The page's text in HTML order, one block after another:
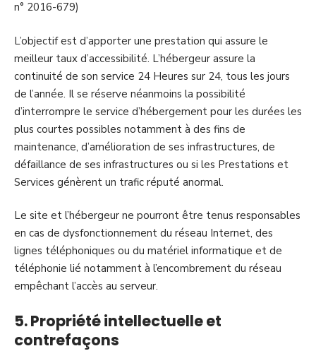
n° 2016-679)
L’objectif est d’apporter une prestation qui assure le
meilleur taux d’accessibilité. L’hébergeur assure la
continuité de son service 24 Heures sur 24, tous les jours
de l’année. Il se réserve néanmoins la possibilité
d’interrompre le service d’hébergement pour les durées les
plus courtes possibles notamment à des fins de
maintenance, d’amélioration de ses infrastructures, de
défaillance de ses infrastructures ou si les Prestations et
Services génèrent un trafic réputé anormal.
Le site et l’hébergeur ne pourront être tenus responsables
en cas de dysfonctionnement du réseau Internet, des
lignes téléphoniques ou du matériel informatique et de
téléphonie lié notamment à l’encombrement du réseau
empêchant l’accès au serveur.
5. Propriété intellectuelle et
contrefaçons